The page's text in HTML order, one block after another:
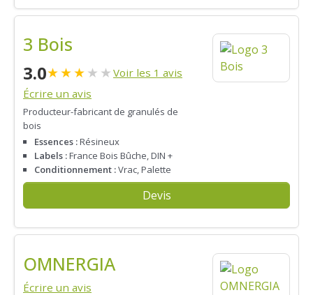
3 Bois
3.0★★★★ ★ Voir les 1 avis
Écrire un avis
Producteur-fabricant de granulés de
bois
Essences :Résineux
Labels :France Bois Bûche, DIN +
Conditionnement :Vrac, Palette
Devis
OMNERGIA
Écrire un avis